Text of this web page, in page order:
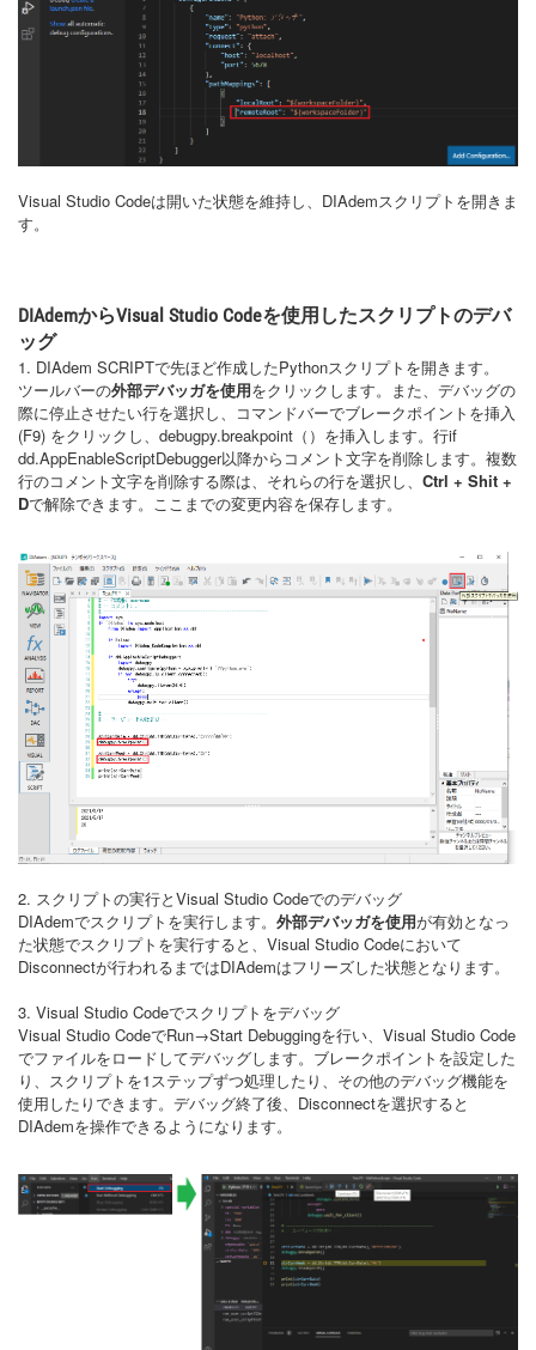
Visual Studio Codeは開いた状態を維持し、DIAdemスクリプトを開きま
す。
DIAdemからVisual Studio Codeを使用したスクリプトのデバ
ッグ
1. DIAdem SCRIPTで先ほど作成したPythonスクリプトを開きます。
ツールバーの外部デバッガを使用をクリックします。また、デバッグの
際に停止させたい行を選択し、コマンドバーでブレークポイントを挿入
(F9) をクリックし、debugpy.breakpoint（）を挿入します。行if
dd.AppEnableScriptDebugger以降からコメント文字を削除します。複数
行のコメント文字を削除する際は、それらの行を選択し、 Ctrl + Shit +
Dで解除できます。ここまでの変更内容を保存します。
2. スクリプトの実行とVisual Studio Codeでのデバッグ
DIAdemでスクリプトを実行します。 外部デバッガを使用が有効となっ
た状態でスクリプトを実行すると、Visual Studio Codeにおいて
Disconnectが行われるまではDIAdemはフリーズした状態となります。
3. Visual Studio Codeでスクリプトをデバッグ
Visual Studio CodeでRun→Start Debuggingを行い、Visual Studio Code
でファイルをロードしてデバッグします。ブレークポイントを設定した
り、スクリプトを1ステップずつ処理したり、その他のデバッグ機能を
使用したりできます。デバッグ終了後、Disconnectを選択すると
DIAdemを操作できるようになります。